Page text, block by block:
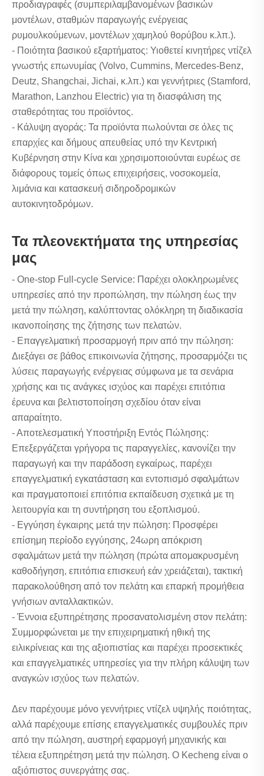
προδιαγραφές (συμπεριλαμβανομένων βασικών
μοντέλων, σταθμών παραγωγής ενέργειας
ρυμουλκούμενων, μοντέλων χαμηλού θορύβου κ.λπ.).
- Ποιότητα βασικού εξαρτήματος: Υιοθετεί κινητήρες ντίζελ
γνωστής επωνυμίας (Volvo, Cummins, Mercedes-Benz,
Deutz, Shangchai, Jichai, κ.λπ.) και γεννήτριες (Stamford,
Marathon, Lanzhou Electric) για τη διασφάλιση της
σταθερότητας του προϊόντος.
- Κάλυψη αγοράς: Τα προϊόντα πωλούνται σε όλες τις
επαρχίες και δήμους απευθείας υπό την Κεντρική
Κυβέρνηση στην Κίνα και χρησιμοποιούνται ευρέως σε
διάφορους τομείς όπως επιχειρήσεις, νοσοκομεία,
λιμάνια και κατασκευή σιδηροδρομικών
αυτοκινητοδρόμων.
Τα πλεονεκτήματα της υπηρεσίας
μας
- One-stop Full-cycle Service: Παρέχει ολοκληρωμένες
υπηρεσίες από την προπώληση, την πώληση έως την
μετά την πώληση, καλύπτοντας ολόκληρη τη διαδικασία
ικανοποίησης της ζήτησης των πελατών.
- Επαγγελματική προσαρμογή πριν από την πώληση:
Διεξάγει σε βάθος επικοινωνία ζήτησης, προσαρμόζει τις
λύσεις παραγωγής ενέργειας σύμφωνα με τα σενάρια
χρήσης και τις ανάγκες ισχύος και παρέχει επιτόπια
έρευνα και βελτιστοποίηση σχεδίου όταν είναι
απαραίτητο.
- Αποτελεσματική Υποστήριξη Εντός Πώλησης:
Επεξεργάζεται γρήγορα τις παραγγελίες, κανονίζει την
παραγωγή και την παράδοση εγκαίρως, παρέχει
επαγγελματική εγκατάσταση και εντοπισμό σφαλμάτων
και πραγματοποιεί επιτόπια εκπαίδευση σχετικά με τη
λειτουργία και τη συντήρηση του εξοπλισμού.
- Εγγύηση έγκαιρης μετά την πώληση: Προσφέρει
επίσημη περίοδο εγγύησης, 24ωρη απόκριση
σφαλμάτων μετά την πώληση (πρώτα απομακρυσμένη
καθοδήγηση, επιτόπια επισκευή εάν χρειάζεται), τακτική
παρακολούθηση από τον πελάτη και επαρκή προμήθεια
γνήσιων ανταλλακτικών.
- Έννοια εξυπηρέτησης προσανατολισμένη στον πελάτη:
Συμμορφώνεται με την επιχειρηματική ηθική της
ειλικρίνειας και της αξιοπιστίας και παρέχει προσεκτικές
και επαγγελματικές υπηρεσίες για την πλήρη κάλυψη των
αναγκών ισχύος των πελατών.
Δεν παρέχουμε μόνο γεννήτριες ντίζελ υψηλής ποιότητας,
αλλά παρέχουμε επίσης επαγγελματικές συμβουλές πριν
από την πώληση, αυστηρή εφαρμογή μηχανικής και
τέλεια εξυπηρέτηση μετά την πώληση. Ο Kecheng είναι ο
αξιόπιστος συνεργάτης σας.